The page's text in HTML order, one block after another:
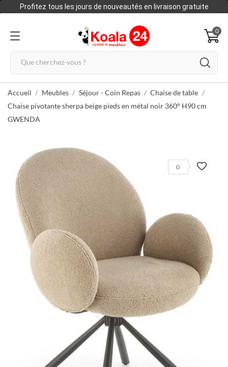
Profitez tous les jours de nouveautés en livraison gratuite
0
Accueil Meubles Séjour - Coin Repas
Chaise de table
Chaise pivotante sherpa beige pieds en métal noir 360° H90 cm
GWENDA
0